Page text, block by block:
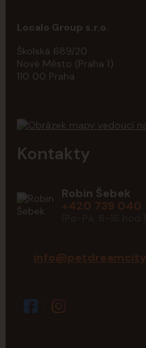
Localo Group s.r.o.
Školská 689/20
Nové Město (Praha 1)
110 00 Praha
Kontakty
Robin Šebek
+420 739 040